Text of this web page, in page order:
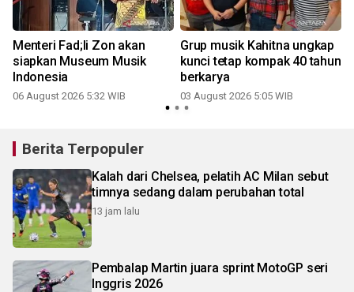
Menteri Fad;li Zon akan
siapkan Museum Musik
Indonesia
06 August 2026 5:32 WIB
Grup musik Kahitna ungkap
kunci tetap kompak 40 tahun
berkarya
03 August 2026 5:05 WIB
Berita Terpopuler
Kalah dari Chelsea, pelatih AC Milan sebut
timnya sedang dalam perubahan total
13 jam lalu
Pembalap Martin juara sprint MotoGP seri
Inggris 2026